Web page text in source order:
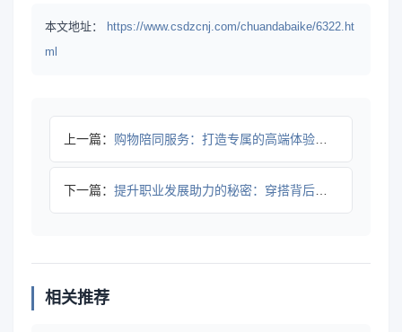
本文地址：
https://www.csdzcnj.com/chuandabaike/6322.ht
ml
上一篇： 购物陪同服务：打造专属的高端体验与个性化推荐
下一篇： 提升职业发展助力的秘密：穿搭背后的力量
相关推荐